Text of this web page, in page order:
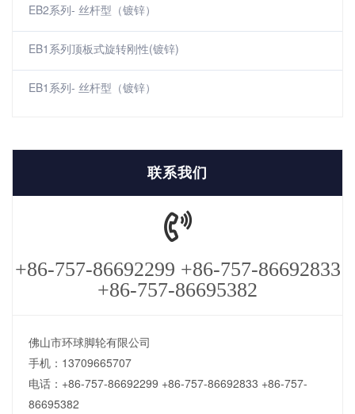
EB2系列- 丝杆型（镀锌）
EB1系列顶板式旋转刚性(镀锌)
EB1系列- 丝杆型（镀锌）
联系我们
+86-757-86692299 +86-757-86692833
+86-757-86695382
佛山市环球脚轮有限公司
手机：13709665707
电话：+86-757-86692299 +86-757-86692833 +86-757-
86695382